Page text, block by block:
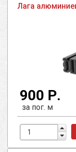
Лага
900 Р.
за пог. м